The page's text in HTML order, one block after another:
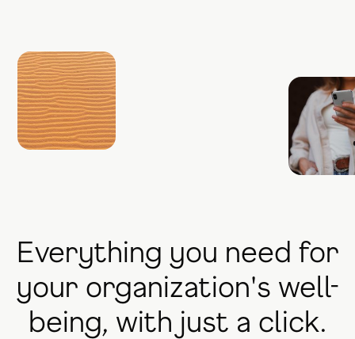
Everything you need for
your organization's well-
being, with just a click.